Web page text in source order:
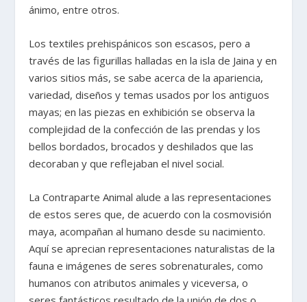
ánimo, entre otros.
Los textiles prehispánicos son escasos, pero a
través de las figurillas halladas en la isla de Jaina y en
varios sitios más, se sabe acerca de la apariencia,
variedad, diseños y temas usados por los antiguos
mayas; en las piezas en exhibición se observa la
complejidad de la confección de las prendas y los
bellos bordados, brocados y deshilados que las
decoraban y que reflejaban el nivel social.
La Contraparte Animal alude a las representaciones
de estos seres que, de acuerdo con la cosmovisión
maya, acompañan al humano desde su nacimiento.
Aquí se aprecian representaciones naturalistas de la
fauna e imágenes de seres sobrenaturales, como
humanos con atributos animales y viceversa, o